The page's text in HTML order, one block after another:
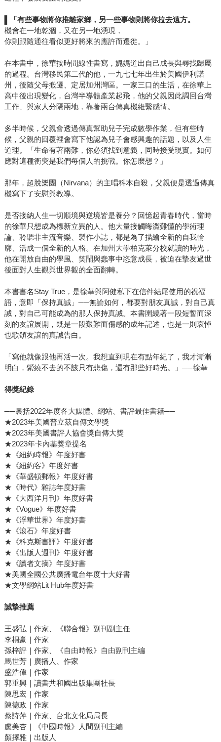
「有些事物將你推離家鄉，另一些事物則將你拉去遠方。
機會在一地乾涸，又在另一地湧現，
你則跟隨通往看似更好將來的應許而遷徙。」
在本書中，徐華按時間線性書寫，娓娓道出自己成長與尋找歸屬
的過程。台灣移民第二代的他，一九七七年出生於美國伊利諾
州，後隨父母搬遷、定居加州灣區。一家三口的生活，在徐華上
高中後出現變化，台灣半導體產業起飛，他的父親因此調回台灣
工作、與家人分隔兩地，靠著兩台傳真機維繫感情。
多半時候，父親會透過傳真幫助兒子完成數學作業，但有些時
候，父親的回覆裡會寫下他認為兒子會感興趣的話題，以及人生
道理。「生命有著兩難，你必須找到意義，同時接受現實。如何
應對這種衝突是我們每個人的挑戰。你怎麼想？」
那年，超脫樂團（Nirvana）的主唱科本自殺，父親便是透過傳真
機寫下了安慰與教導。
是否接納人生一切順境與逆境皆是養分？回憶起青春時代，當時
的徐華只想成為標新立異的人。他大量接觸晦澀難懂的學術理
論、聆聽非主流音樂、製作小誌，都是為了描繪全新的自我輪
廓、活成一個全新的人格。在加州大學柏克萊分校就讀的時光，
他在開放自由的學風、笑鬧與蠢事中恣意成長，被迫在摯友過世
後面對人生觀與世界觀的全面翻轉。
本書書名Stay True，是徐華與阿健私下在信件結尾使用的祝福
語，意即「保持真誠」──無論如何，都要對朋友真誠，對自己真
誠，對自己可能成為的那人保持真誠。本書圍繞著一段短暫而深
刻的友誼展開，既是一段艱難而傷感的成年記述，也是一則哀悼
也歌頌友誼的真誠告白。
「寫他就像跟他再活一次。我想直到現在有點年紀了，我才漸漸
明白，縈繞不去的不該只有悲傷，還有那些好時光。」──徐華
得獎紀錄
──囊括2022年度各大媒體、網站、書評最佳書籍──
★2023年美國普立茲自傳文學獎
★2023年美國書評人協會獎自傳大獎
★2023年卡內基獎章提名
★《紐約時報》年度好書
★《紐約客》年度好書
★《華盛頓郵報》年度好書
★《時代》雜誌年度好書
★《大西洋月刊》年度好書
★《Vogue》年度好書
★《浮華世界》年度好書
★《滾石》年度好書
★《科克斯書評》年度好書
★《出版人週刊》年度好書
★《讀者文摘》年度好書
★美國全國公共廣播電台年度十大好書
★文學網站Lit Hub年度好書
誠摯推薦
王盛弘｜作家、《聯合報》副刊副主任
李桐豪｜作家
孫梓評｜作家、《自由時報》自由副刊主編
馬世芳｜廣播人、作家
盛浩偉｜作家
郭重興｜讀書共和國出版集團社長
陳思宏｜作家
陳德政｜作家
蔡詩萍｜作家、台北文化局局長
盧美杏｜《中國時報》人間副刊主編
顏擇雅｜出版人